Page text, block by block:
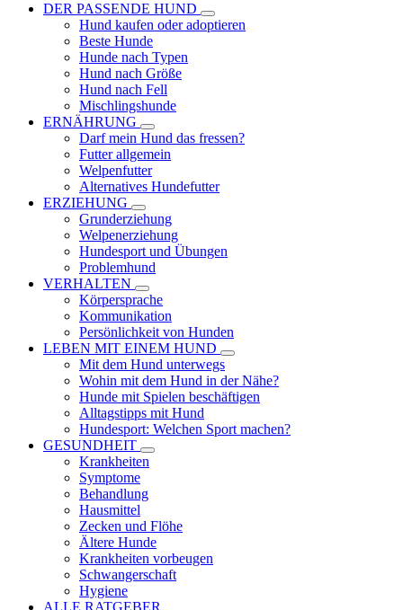
DER PASSENDE HUND
Hund kaufen oder adoptieren
Beste Hunde
Hunde nach Typen
Hund nach Größe
Hund nach Fell
Mischlingshunde
ERNÄHRUNG
Darf mein Hund das fressen?
Futter allgemein
Welpenfutter
Alternatives Hundefutter
ERZIEHUNG
Grunderziehung
Welpenerziehung
Hundesport und Übungen
Problemhund
VERHALTEN
Körpersprache
Kommunikation
Persönlichkeit von Hunden
LEBEN MIT EINEM HUND
Mit dem Hund unterwegs
Wohin mit dem Hund in der Nähe?
Hunde mit Spielen beschäftigen
Alltagstipps mit Hund
Hundesport: Welchen Sport machen?
GESUNDHEIT
Krankheiten
Symptome
Behandlung
Hausmittel
Zecken und Flöhe
Ältere Hunde
Krankheiten vorbeugen
Schwangerschaft
Hygiene
ALLE RATGEBER